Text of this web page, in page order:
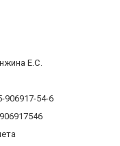
Е.С.
906917-54-6